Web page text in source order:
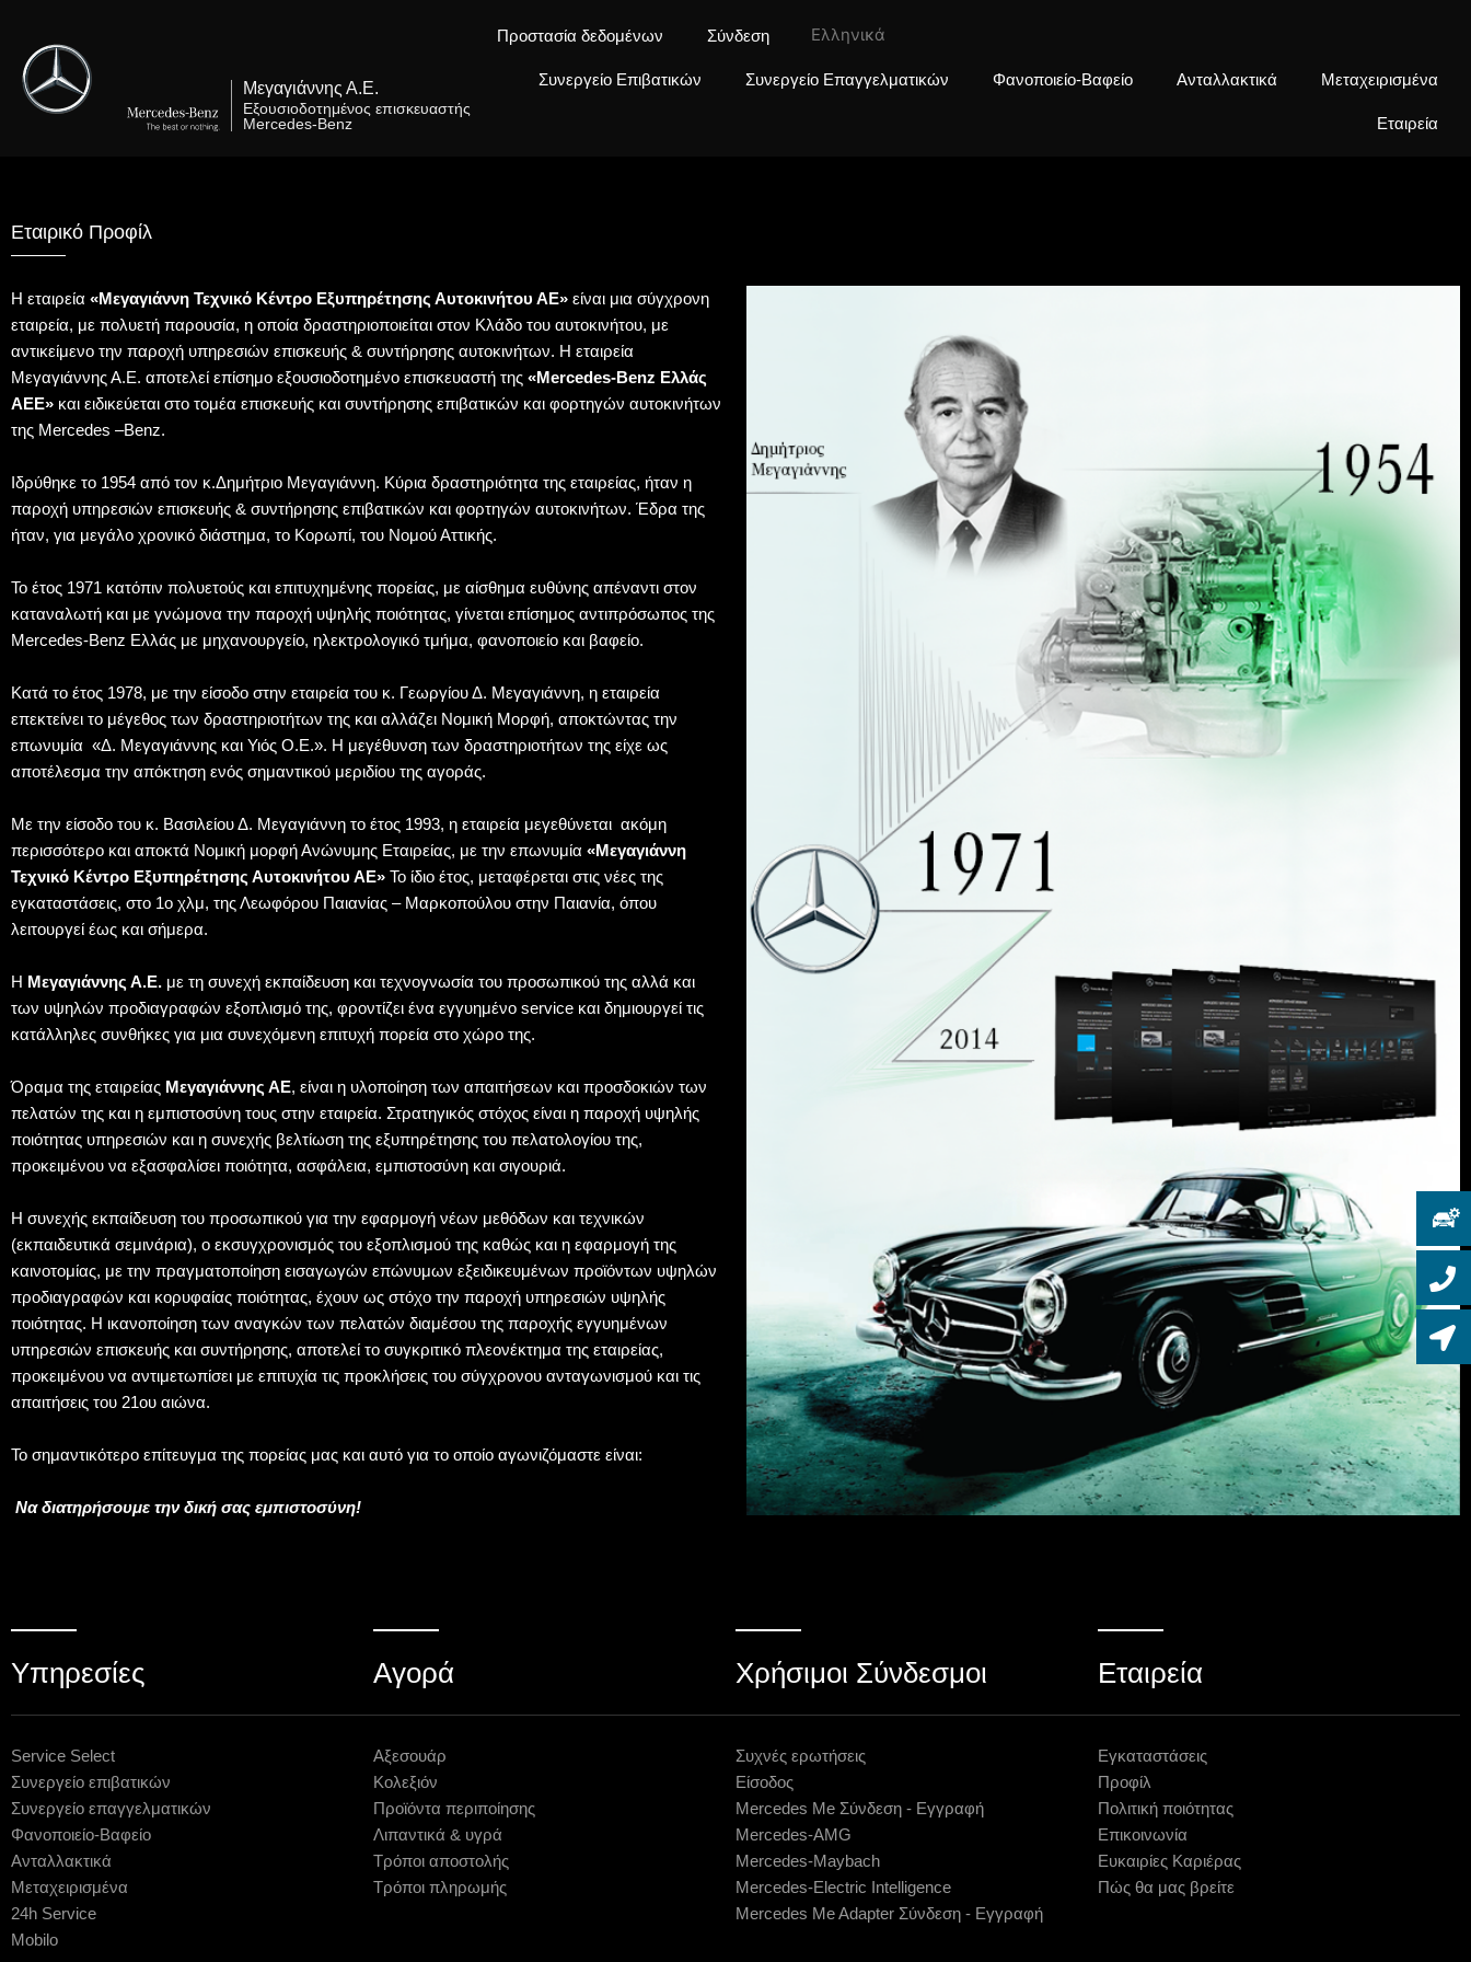
περιεχόμενο
Μεγαγιάννης Α.Ε.
Εξουσιοδοτημένος επισκευαστής
Mercedes-Benz
Προστασία δεδομένων Σύνδεση Ελληνικά
Συνεργείο Επιβατικών Συνεργείο Επαγγελματικών Φανοποιείο-Βαφείο Ανταλλακτικά Mεταχειρισμένα
Εταιρεία
Εταιρικό Προφίλ
Η εταιρεία «Μεγαγιάννη Τεχνικό Κέντρο Εξυπηρέτησης Αυτοκινήτου ΑΕ» είναι μια σύγχρονη
εταιρεία, με πολυετή παρουσία, η οποία δραστηριοποιείται στον Κλάδο του αυτοκινήτου, με
αντικείμενο την παροχή υπηρεσιών επισκευής & συντήρησης αυτοκινήτων. Η εταιρεία
Μεγαγιάννης Α.Ε. αποτελεί επίσημο εξουσιοδοτημένο επισκευαστή της «Mercedes-Benz Ελλάς
ΑΕΕ» και ειδικεύεται στο τομέα επισκευής και συντήρησης επιβατικών και φορτηγών αυτοκινήτων
της Mercedes –Benz.
Ιδρύθηκε το 1954 από τον κ.Δημήτριο Μεγαγιάννη. Κύρια δραστηριότητα της εταιρείας, ήταν η
παροχή υπηρεσιών επισκευής & συντήρησης επιβατικών και φορτηγών αυτοκινήτων. Έδρα της
ήταν, για μεγάλο χρονικό διάστημα, το Κορωπί, του Νομού Αττικής.
Το έτος 1971 κατόπιν πολυετούς και επιτυχημένης πορείας, με αίσθημα ευθύνης απέναντι στον
καταναλωτή και με γνώμονα την παροχή υψηλής ποιότητας, γίνεται επίσημος αντιπρόσωπος της
Mercedes-Benz Ελλάς με μηχανουργείο, ηλεκτρολογικό τμήμα, φανοποιείο και βαφείο.
Κατά το έτος 1978, με την είσοδο στην εταιρεία του κ. Γεωργίου Δ. Μεγαγιάννη, η εταιρεία
επεκτείνει το μέγεθος των δραστηριοτήτων της και αλλάζει Νομική Μορφή, αποκτώντας την
επωνυμία «Δ. Μεγαγιάννης και Υιός Ο.Ε.». Η μεγέθυνση των δραστηριοτήτων της είχε ως
αποτέλεσμα την απόκτηση ενός σημαντικού μεριδίου της αγοράς.
Με την είσοδο του κ. Βασιλείου Δ. Μεγαγιάννη το έτος 1993, η εταιρεία μεγεθύνεται ακόμη
περισσότερο και αποκτά Νομική μορφή Ανώνυμης Εταιρείας, με την επωνυμία «Μεγαγιάννη
Τεχνικό Κέντρο Εξυπηρέτησης Αυτοκινήτου ΑΕ» Το ίδιο έτος, μεταφέρεται στις νέες της
εγκαταστάσεις, στο 1ο χλμ, της Λεωφόρου Παιανίας – Μαρκοπούλου στην Παιανία, όπου
λειτουργεί έως και σήμερα.
Η Μεγαγιάννης Α.Ε. με τη συνεχή εκπαίδευση και τεχνογνωσία του προσωπικού της αλλά και
των υψηλών προδιαγραφών εξοπλισμό της, φροντίζει ένα εγγυημένο service και δημιουργεί τις
κατάλληλες συνθήκες για μια συνεχόμενη επιτυχή πορεία στο χώρο της.
Όραμα της εταιρείας Μεγαγιάννης ΑΕ, είναι η υλοποίηση των απαιτήσεων και προσδοκιών των
πελατών της και η εμπιστοσύνη τους στην εταιρεία. Στρατηγικός στόχος είναι η παροχή υψηλής
ποιότητας υπηρεσιών και η συνεχής βελτίωση της εξυπηρέτησης του πελατολογίου της,
προκειμένου να εξασφαλίσει ποιότητα, ασφάλεια, εμπιστοσύνη και σιγουριά.
Η συνεχής εκπαίδευση του προσωπικού για την εφαρμογή νέων μεθόδων και τεχνικών
(εκπαιδευτικά σεμινάρια), ο εκσυγχρονισμός του εξοπλισμού της καθώς και η εφαρμογή της
καινοτομίας, με την πραγματοποίηση εισαγωγών επώνυμων εξειδικευμένων προϊόντων υψηλών
προδιαγραφών και κορυφαίας ποιότητας, έχουν ως στόχο την παροχή υπηρεσιών υψηλής
ποιότητας. Η ικανοποίηση των αναγκών των πελατών διαμέσου της παροχής εγγυημένων
υπηρεσιών επισκευής και συντήρησης, αποτελεί το συγκριτικό πλεονέκτημα της εταιρείας,
προκειμένου να αντιμετωπίσει με επιτυχία τις προκλήσεις του σύγχρονου ανταγωνισμού και τις
απαιτήσεις του 21ου αιώνα.
Το σημαντικότερο επίτευγμα της πορείας μας και αυτό για το οποίο αγωνιζόμαστε είναι:
Να διατηρήσουμε την δική σας εμπιστοσύνη!
Υπηρεσίες
Service Select
Συνεργείο επιβατικών
Συνεργείο επαγγελματικών
Φανοποιείο-Βαφείο
Ανταλλακτικά
Μεταχειρισμένα
24h Service
Mobilo
Αγορά
Αξεσουάρ
Κολεξιόν
Προϊόντα περιποίησης
Λιπαντικά & υγρά
Τρόποι αποστολής
Τρόποι πληρωμής
Χρήσιμοι Σύνδεσμοι
Συχνές ερωτήσεις
Είσοδος
Mercedes Me Σύνδεση - Εγγραφή
Mercedes-AMG
Mercedes-Maybach
Mercedes-Electric Intelligence
Mercedes Me Adapter Σύνδεση - Εγγραφή
Εταιρεία
Εγκαταστάσεις
Προφίλ
Πολιτική ποιότητας
Επικοινωνία
Ευκαιρίες Καριέρας
Πώς θα μας βρείτε